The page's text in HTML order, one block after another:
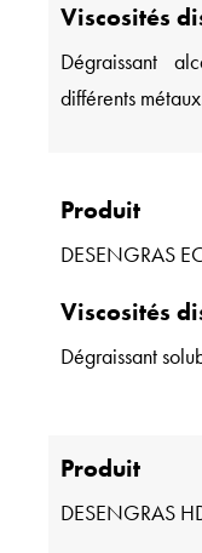
Viscosités
Dégraissant
différents
Produit
DESENGRAS
Viscosités
Dégraissant
Produit
DESENGRAS